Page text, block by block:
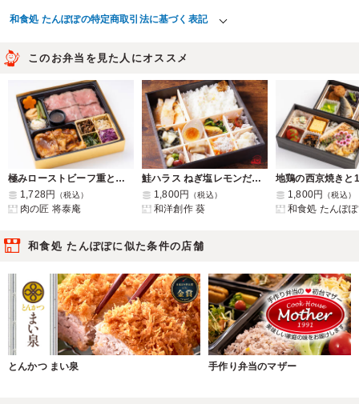
和食処 たんぽぽの特定商取引法に基づく表記
このお弁当を見た人にオススメ
極みローストビーフ重と国産豚ロース鬼旨味噌焼弁当
1,728円
（税込）
肉の匠 将泰庵
鮭ハラス ねぎ塩レモンだれ《人気最強魚の煌びやか宝箱弁当》 [葵9]
1,800円
（税込）
和洋創作 葵
1,800円 （税込）
和食処 たんぽぽ
和食処 たんぽぽに似た条件の店舗
とんかつ まい泉 手作り弁当のマザー